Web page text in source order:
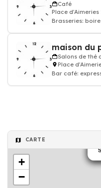
Café
Place d'Aimeries
Brasseries:
maison du
Salons de thé
Place
Bar café:
CARTE
+
−